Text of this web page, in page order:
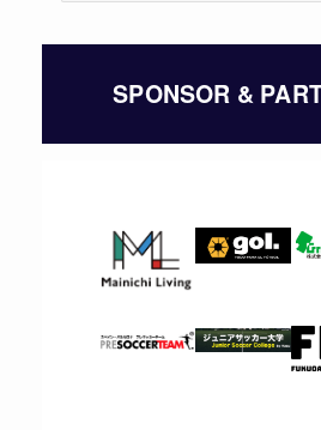
イ
SPONSOR &